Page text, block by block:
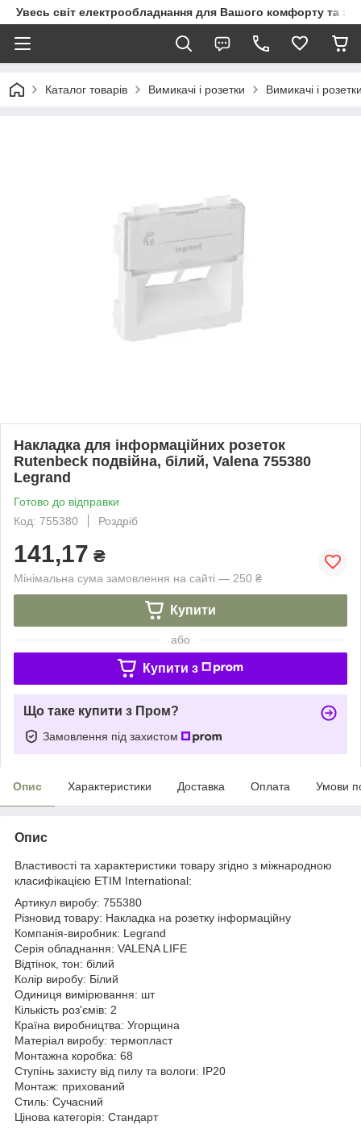
Увесь світ електрообладнання для Вашого комфорту та
Каталог товарів Вимикачі і розетки Вимикачі і
Накладка для інформаційних розеток
Rutenbeck подвійна, білий, Valena 755380
Legrand
Готово до відправки
Код: 755380
Роздріб
141,17 ₴
Мінімальна сума замовлення на сайті — 250 ₴
Купити
або
Купити з
Що таке купити з Пром?
Замовлення під захистом
Опис Характеристики Доставка Оплата Умови
Опис
Властивості та характеристики товару згідно з міжнародною
класифікацією ETIM International:
Артикул виробу: 755380
Різновид товару: Накладка на розетку інформаційну
Компанія-виробник: Legrand
Серія обладнання: VALENA LIFE
Відтінок, тон: білий
Колір виробу: Білий
Одиниця вимірювання: шт
Кількість роз'ємів: 2
Країна виробництва: Угорщина
Матеріал виробу: термопласт
Монтажна коробка: 68
Ступінь захисту від пилу та вологи: IP20
Монтаж: прихований
Стиль: Сучасний
Цінова категорія: Стандарт